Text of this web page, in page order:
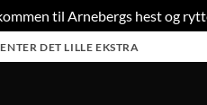
til Arnebergs hest og
DET LILLE EKSTRA